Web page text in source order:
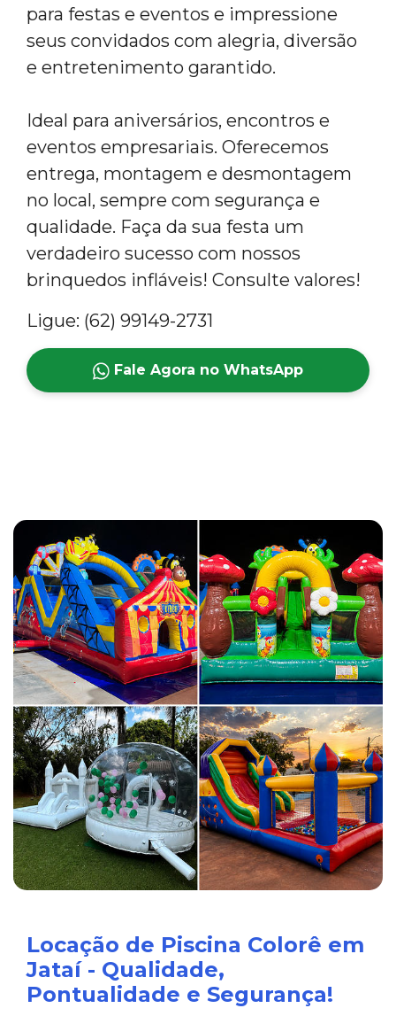
para festas e eventos e impressione
seus convidados com alegria, diversão
e entretenimento garantido.
Ideal para aniversários, encontros e
eventos empresariais. Oferecemos
entrega, montagem e desmontagem
no local, sempre com segurança e
qualidade. Faça da sua festa um
verdadeiro sucesso com nossos
brinquedos infláveis! Consulte valores!
Ligue: (62) 99149-2731
Fale Agora no WhatsApp
Locação de Piscina Colorê em
Jataí - Qualidade,
Pontualidade e Segurança!